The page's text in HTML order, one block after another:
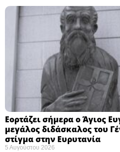
Εορτάζει σήμερα ο Άγιος
μεγάλος διδάσκαλος του
στίγμα στην Ευρυτανία
5 Αυγούστου 2026